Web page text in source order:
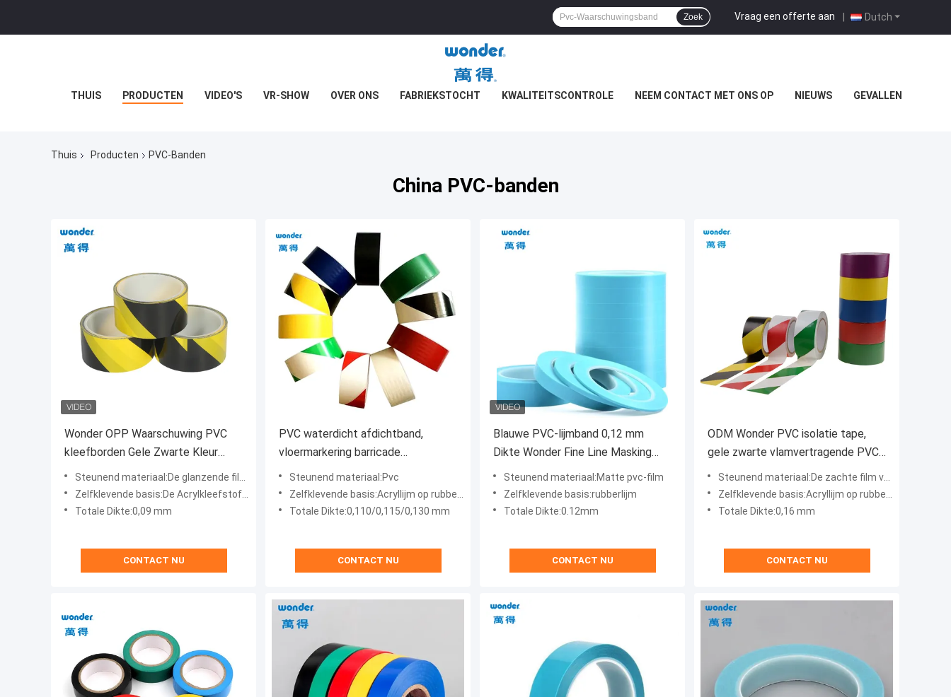
Dutch
Vraag een offerte aan |
Zoek
THUIS PRODUCTEN VIDEO'S VR-SHOW OVER ONS FABRIEKSTOCHT KWALITEITSCONTROLE NEEM CONTACT MET ONS OP NIEUWS GEVALLEN
Thuis Producten PVC-Banden
China PVC-banden
Wonder OPP Waarschuwing PVC
kleefborden Gele Zwarte Kleur
Binnengebruik
Steunend materiaal:De glanzende film van BOPP
Zelfklevende basis:De Acrylkleefstof van de waterbasis
Totale Dikte:0,09 mm
CONTACT NU
PVC waterdicht afdichtband,
vloermarkering barricade
waarschuwingsband
Steunend materiaal:Pvc
Zelfklevende basis:Acryllijm op rubberen basis
Totale Dikte:0,110/0,115/0,130 mm
CONTACT NU
Blauwe PVC-lijmband 0,12 mm
Dikte Wonder Fine Line Masking
Adhesief
Steunend materiaal:Matte pvc-film
Zelfklevende basis:rubberlijm
Totale Dikte:0.12mm
CONTACT NU
ODM Wonder PVC isolatie tape,
gele zwarte vlamvertragende PVC
tape
Steunend materiaal:De zachte film van pvc
Zelfklevende basis:Acryllijm op rubberen basis
Totale Dikte:0,16 mm
CONTACT NU